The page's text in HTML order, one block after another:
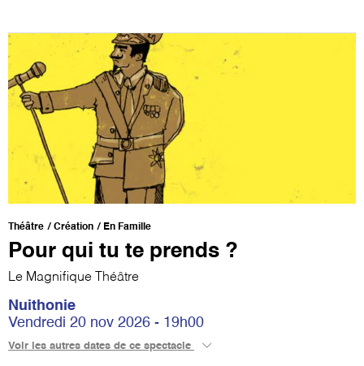
Théâtre Création En Famille
Pour qui tu te prends ?
Le Magnifique Théâtre
Nuithonie
Vendredi 20 nov 2026 - 19h00
Voir les autres dates de ce spectacle